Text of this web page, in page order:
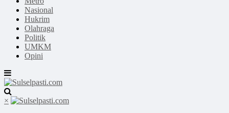
Nasional
Hukrim
Olahraga
Politik
UMKM
Opini
×